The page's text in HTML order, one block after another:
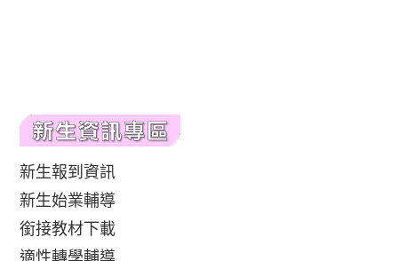
新生報到資訊
新生始業輔導
銜接教材下載
適性轉學輔導